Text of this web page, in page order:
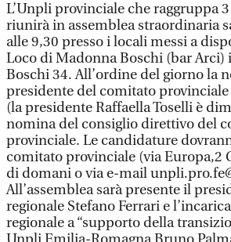
L’Unpli provinciale che raggruppa
riunirà in assemblea straordinaria
alle 9,30 presso i locali messi a
Loco di Madonna Boschi (bar Arci)
Boschi 34. All’ordine del giorno la
presidente del comitato
(la presidente Raffaella Toselli è
nomina del consiglio direttivo del
provinciale. Le candidature
comitato provinciale (via Europa,2
di domani o via e-mail
All’assemblea sarà presente il
regionale Stefano Ferrari e
regionale a “supporto della